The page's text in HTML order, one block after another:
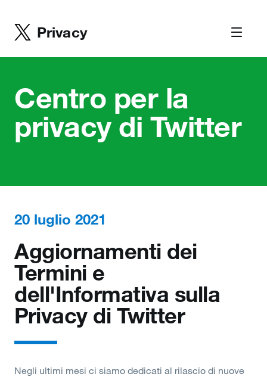
Privacy
Centro per la
privacy di Twitter
20 luglio 2021
Aggiornamenti dei
Termini e
dell'Informativa sulla
Privacy di Twitter
Negli ultimi mesi ci siamo dedicati al rilascio di nuove